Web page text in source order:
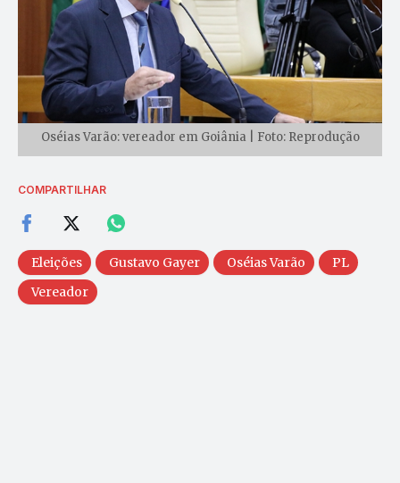
Oséias Varão: vereador em Goiânia | Foto: Reprodução
COMPARTILHAR
Eleições Gustavo Gayer Oséias Varão
PL
Vereador